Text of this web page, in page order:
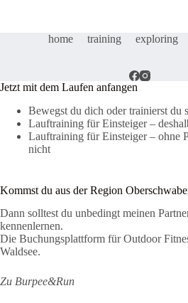
Urban
home training exploring
Jetzt mit dem Laufen anfangen
Bewegst du dich oder trainierst du
Lauftraining für Einsteiger –
Lauftraining für Einsteiger – ohne
nicht
Kommst du aus der Region
Dann solltest du unbedingt meinen
kennenlernen.
Die Buchungsplattform für Outdoor
Waldsee.
Zu Burpee&Run